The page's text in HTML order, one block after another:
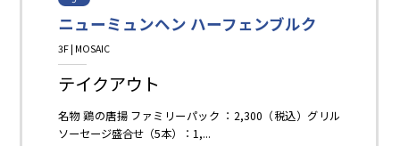
ニューミュンヘン ハーフェンブルク
3F | MOSAIC
Restaurant＆Cafe＆Sweets
テイクアウト
名物 鶏の唐揚 ファミリーパック ：2,300（税込）グリル
ソーセージ盛合せ（5本）：1,...